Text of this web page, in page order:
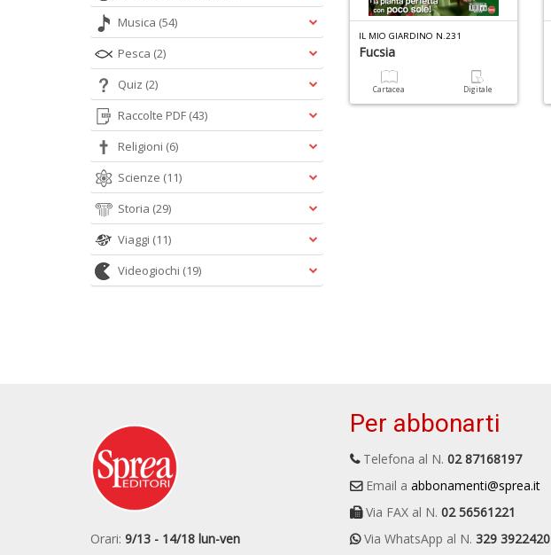
IL MIO GIARDINO N.231
Fucsia
Cartacea Digitale
Musica (54)
Pesca (2)
Quiz (2)
Raccolte PDF (43)
Religioni (6)
Scienze (11)
Storia (29)
Viaggi (11)
Videogiochi (19)
Orari: 9/13 - 14/18 lun-ven
Per abbonarti
Telefona al N. 02 87168197
Email a abbonamenti@sprea.it
Via FAX al N. 02 56561221
Via WhatsApp al N. 329 3922420